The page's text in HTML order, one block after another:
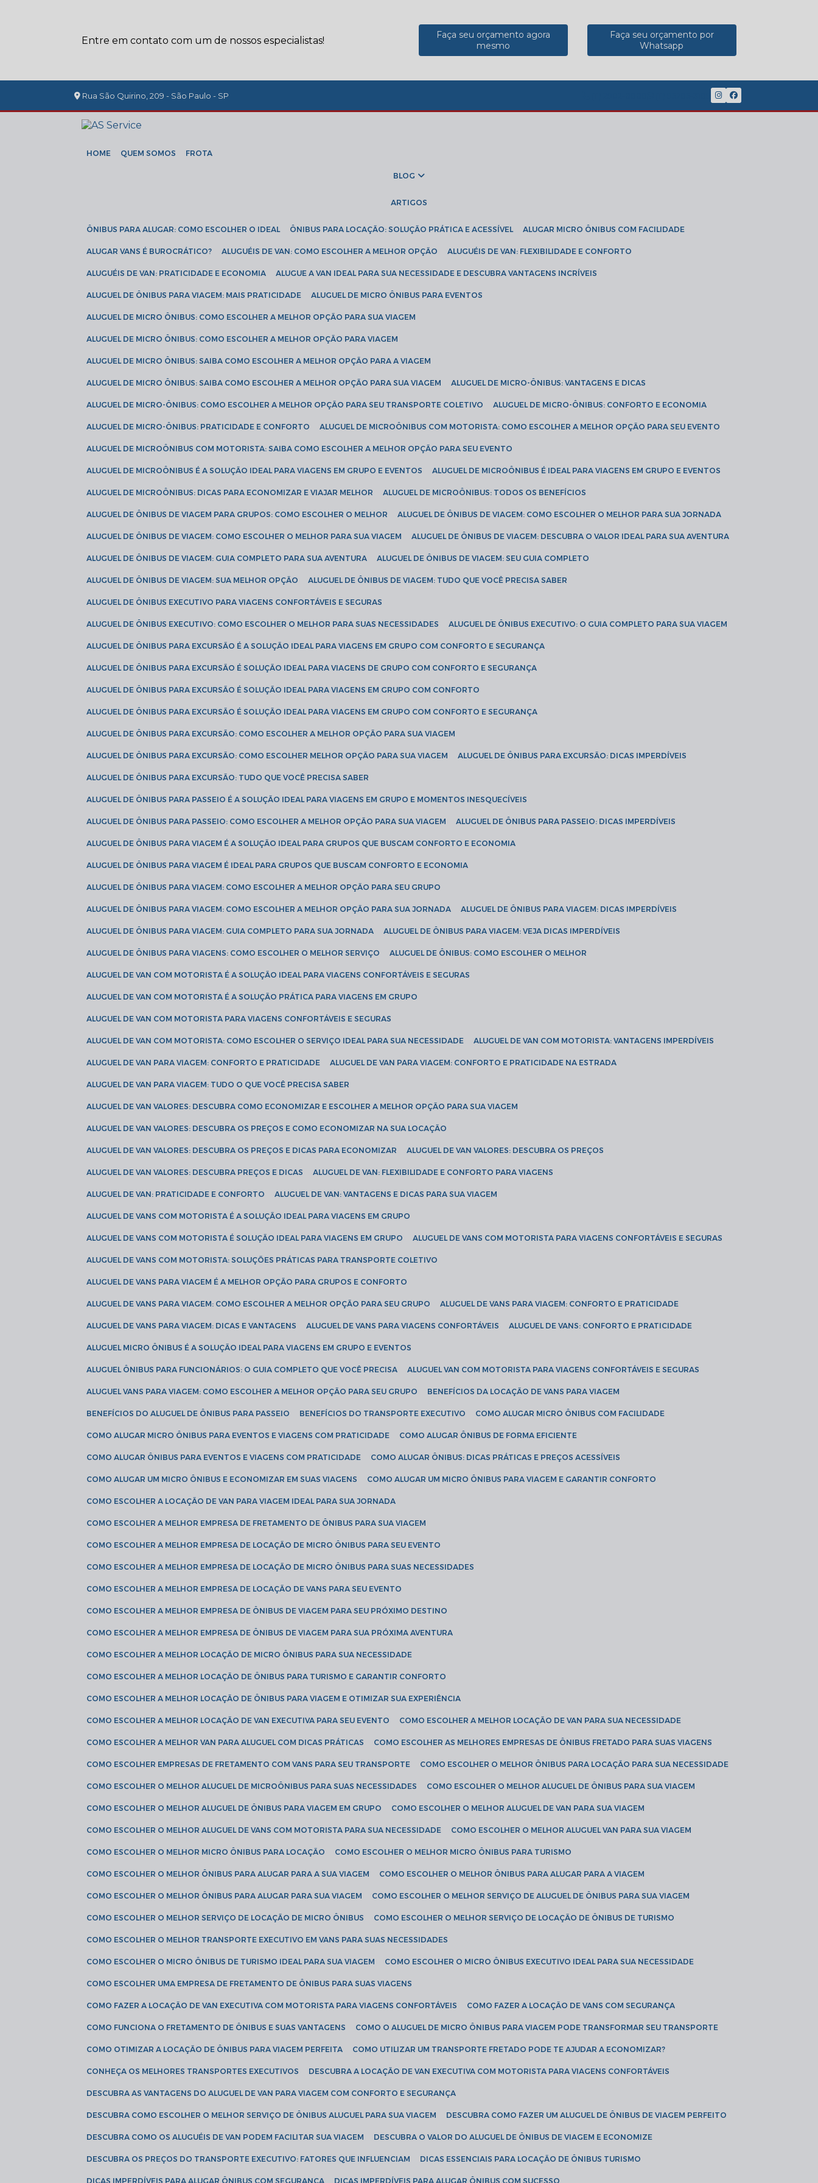
Entre em contato com um de nossos especialistas!
Faça seu orçamento agora
mesmo
Faça seu orçamento por
Whatsapp
Rua São Quirino, 209 - São Paulo - SP
HOME QUEM SOMOS FROTA
BLOG
ARTIGOS
ÔNIBUS PARA ALUGAR: COMO ESCOLHER O IDEAL ÔNIBUS PARA LOCAÇÃO: SOLUÇÃO PRÁTICA E ACESSÍVEL ALUGAR MICRO ÔNIBUS COM FACILIDADE
ALUGAR VANS É BUROCRÁTICO? ALUGUÉIS DE VAN: COMO ESCOLHER A MELHOR OPÇÃO ALUGUÉIS DE VAN: FLEXIBILIDADE E CONFORTO
ALUGUÉIS DE VAN: PRATICIDADE E ECONOMIA ALUGUE A VAN IDEAL PARA SUA NECESSIDADE E DESCUBRA VANTAGENS INCRÍVEIS
ALUGUEL DE ÔNIBUS PARA VIAGEM: MAIS PRATICIDADE ALUGUEL DE MICRO ÔNIBUS PARA EVENTOS
ALUGUEL DE MICRO ÔNIBUS: COMO ESCOLHER A MELHOR OPÇÃO PARA SUA VIAGEM
ALUGUEL DE MICRO ÔNIBUS: COMO ESCOLHER A MELHOR OPÇÃO PARA VIAGEM
ALUGUEL DE MICRO ÔNIBUS: SAIBA COMO ESCOLHER A MELHOR OPÇÃO PARA A VIAGEM
ALUGUEL DE MICRO ÔNIBUS: SAIBA COMO ESCOLHER A MELHOR OPÇÃO PARA SUA VIAGEM ALUGUEL DE MICRO-ÔNIBUS: VANTAGENS E DICAS
ALUGUEL DE MICRO-ÔNIBUS: COMO ESCOLHER A MELHOR OPÇÃO PARA SEU TRANSPORTE COLETIVO ALUGUEL DE MICRO-ÔNIBUS: CONFORTO E ECONOMIA
ALUGUEL DE MICRO-ÔNIBUS: PRATICIDADE E CONFORTO ALUGUEL DE MICROÔNIBUS COM MOTORISTA: COMO ESCOLHER A MELHOR OPÇÃO PARA SEU EVENTO
ALUGUEL DE MICROÔNIBUS COM MOTORISTA: SAIBA COMO ESCOLHER A MELHOR OPÇÃO PARA SEU EVENTO
ALUGUEL DE MICROÔNIBUS É A SOLUÇÃO IDEAL PARA VIAGENS EM GRUPO E EVENTOS ALUGUEL DE MICROÔNIBUS É IDEAL PARA VIAGENS EM GRUPO E EVENTOS
ALUGUEL DE MICROÔNIBUS: DICAS PARA ECONOMIZAR E VIAJAR MELHOR ALUGUEL DE MICROÔNIBUS: TODOS OS BENEFÍCIOS
ALUGUEL DE ÔNIBUS DE VIAGEM PARA GRUPOS: COMO ESCOLHER O MELHOR ALUGUEL DE ÔNIBUS DE VIAGEM: COMO ESCOLHER O MELHOR PARA SUA JORNADA
ALUGUEL DE ÔNIBUS DE VIAGEM: COMO ESCOLHER O MELHOR PARA SUA VIAGEM ALUGUEL DE ÔNIBUS DE VIAGEM: DESCUBRA O VALOR IDEAL PARA SUA AVENTURA
ALUGUEL DE ÔNIBUS DE VIAGEM: GUIA COMPLETO PARA SUA AVENTURA ALUGUEL DE ÔNIBUS DE VIAGEM: SEU GUIA COMPLETO
ALUGUEL DE ÔNIBUS DE VIAGEM: SUA MELHOR OPÇÃO ALUGUEL DE ÔNIBUS DE VIAGEM: TUDO QUE VOCÊ PRECISA SABER
ALUGUEL DE ÔNIBUS EXECUTIVO PARA VIAGENS CONFORTÁVEIS E SEGURAS
ALUGUEL DE ÔNIBUS EXECUTIVO: COMO ESCOLHER O MELHOR PARA SUAS NECESSIDADES ALUGUEL DE ÔNIBUS EXECUTIVO: O GUIA COMPLETO PARA SUA VIAGEM
ALUGUEL DE ÔNIBUS PARA EXCURSÃO É A SOLUÇÃO IDEAL PARA VIAGENS EM GRUPO COM CONFORTO E SEGURANÇA
ALUGUEL DE ÔNIBUS PARA EXCURSÃO É SOLUÇÃO IDEAL PARA VIAGENS DE GRUPO COM CONFORTO E SEGURANÇA
ALUGUEL DE ÔNIBUS PARA EXCURSÃO É SOLUÇÃO IDEAL PARA VIAGENS EM GRUPO COM CONFORTO
ALUGUEL DE ÔNIBUS PARA EXCURSÃO É SOLUÇÃO IDEAL PARA VIAGENS EM GRUPO COM CONFORTO E SEGURANÇA
ALUGUEL DE ÔNIBUS PARA EXCURSÃO: COMO ESCOLHER A MELHOR OPÇÃO PARA SUA VIAGEM
ALUGUEL DE ÔNIBUS PARA EXCURSÃO: COMO ESCOLHER MELHOR OPÇÃO PARA SUA VIAGEM ALUGUEL DE ÔNIBUS PARA EXCURSÃO: DICAS IMPERDÍVEIS
ALUGUEL DE ÔNIBUS PARA EXCURSÃO: TUDO QUE VOCÊ PRECISA SABER
ALUGUEL DE ÔNIBUS PARA PASSEIO É A SOLUÇÃO IDEAL PARA VIAGENS EM GRUPO E MOMENTOS INESQUECÍVEIS
ALUGUEL DE ÔNIBUS PARA PASSEIO: COMO ESCOLHER A MELHOR OPÇÃO PARA SUA VIAGEM ALUGUEL DE ÔNIBUS PARA PASSEIO: DICAS IMPERDÍVEIS
ALUGUEL DE ÔNIBUS PARA VIAGEM É A SOLUÇÃO IDEAL PARA GRUPOS QUE BUSCAM CONFORTO E ECONOMIA
ALUGUEL DE ÔNIBUS PARA VIAGEM É IDEAL PARA GRUPOS QUE BUSCAM CONFORTO E ECONOMIA
ALUGUEL DE ÔNIBUS PARA VIAGEM: COMO ESCOLHER A MELHOR OPÇÃO PARA SEU GRUPO
ALUGUEL DE ÔNIBUS PARA VIAGEM: COMO ESCOLHER A MELHOR OPÇÃO PARA SUA JORNADA ALUGUEL DE ÔNIBUS PARA VIAGEM: DICAS IMPERDÍVEIS
ALUGUEL DE ÔNIBUS PARA VIAGEM: GUIA COMPLETO PARA SUA JORNADA ALUGUEL DE ÔNIBUS PARA VIAGEM: VEJA DICAS IMPERDÍVEIS
ALUGUEL DE ÔNIBUS PARA VIAGENS: COMO ESCOLHER O MELHOR SERVIÇO ALUGUEL DE ÔNIBUS: COMO ESCOLHER O MELHOR
ALUGUEL DE VAN COM MOTORISTA É A SOLUÇÃO IDEAL PARA VIAGENS CONFORTÁVEIS E SEGURAS
ALUGUEL DE VAN COM MOTORISTA É A SOLUÇÃO PRÁTICA PARA VIAGENS EM GRUPO
ALUGUEL DE VAN COM MOTORISTA PARA VIAGENS CONFORTÁVEIS E SEGURAS
ALUGUEL DE VAN COM MOTORISTA: COMO ESCOLHER O SERVIÇO IDEAL PARA SUA NECESSIDADE ALUGUEL DE VAN COM MOTORISTA: VANTAGENS IMPERDÍVEIS
ALUGUEL DE VAN PARA VIAGEM: CONFORTO E PRATICIDADE ALUGUEL DE VAN PARA VIAGEM: CONFORTO E PRATICIDADE NA ESTRADA
ALUGUEL DE VAN PARA VIAGEM: TUDO O QUE VOCÊ PRECISA SABER
ALUGUEL DE VAN VALORES: DESCUBRA COMO ECONOMIZAR E ESCOLHER A MELHOR OPÇÃO PARA SUA VIAGEM
ALUGUEL DE VAN VALORES: DESCUBRA OS PREÇOS E COMO ECONOMIZAR NA SUA LOCAÇÃO
ALUGUEL DE VAN VALORES: DESCUBRA OS PREÇOS E DICAS PARA ECONOMIZAR ALUGUEL DE VAN VALORES: DESCUBRA OS PREÇOS
ALUGUEL DE VAN VALORES: DESCUBRA PREÇOS E DICAS ALUGUEL DE VAN: FLEXIBILIDADE E CONFORTO PARA VIAGENS
ALUGUEL DE VAN: PRATICIDADE E CONFORTO ALUGUEL DE VAN: VANTAGENS E DICAS PARA SUA VIAGEM
ALUGUEL DE VANS COM MOTORISTA É A SOLUÇÃO IDEAL PARA VIAGENS EM GRUPO
ALUGUEL DE VANS COM MOTORISTA É SOLUÇÃO IDEAL PARA VIAGENS EM GRUPO ALUGUEL DE VANS COM MOTORISTA PARA VIAGENS CONFORTÁVEIS E SEGURAS
ALUGUEL DE VANS COM MOTORISTA: SOLUÇÕES PRÁTICAS PARA TRANSPORTE COLETIVO
ALUGUEL DE VANS PARA VIAGEM É A MELHOR OPÇÃO PARA GRUPOS E CONFORTO
ALUGUEL DE VANS PARA VIAGEM: COMO ESCOLHER A MELHOR OPÇÃO PARA SEU GRUPO ALUGUEL DE VANS PARA VIAGEM: CONFORTO E PRATICIDADE
ALUGUEL DE VANS PARA VIAGEM: DICAS E VANTAGENS ALUGUEL DE VANS PARA VIAGENS CONFORTÁVEIS ALUGUEL DE VANS: CONFORTO E PRATICIDADE
ALUGUEL MICRO ÔNIBUS É A SOLUÇÃO IDEAL PARA VIAGENS EM GRUPO E EVENTOS
ALUGUEL ÔNIBUS PARA FUNCIONÁRIOS: O GUIA COMPLETO QUE VOCÊ PRECISA ALUGUEL VAN COM MOTORISTA PARA VIAGENS CONFORTÁVEIS E SEGURAS
ALUGUEL VANS PARA VIAGEM: COMO ESCOLHER A MELHOR OPÇÃO PARA SEU GRUPO BENEFÍCIOS DA LOCAÇÃO DE VANS PARA VIAGEM
BENEFÍCIOS DO ALUGUEL DE ÔNIBUS PARA PASSEIO BENEFÍCIOS DO TRANSPORTE EXECUTIVO COMO ALUGAR MICRO ÔNIBUS COM FACILIDADE
COMO ALUGAR MICRO ÔNIBUS PARA EVENTOS E VIAGENS COM PRATICIDADE COMO ALUGAR ÔNIBUS DE FORMA EFICIENTE
COMO ALUGAR ÔNIBUS PARA EVENTOS E VIAGENS COM PRATICIDADE COMO ALUGAR ÔNIBUS: DICAS PRÁTICAS E PREÇOS ACESSÍVEIS
COMO ALUGAR UM MICRO ÔNIBUS E ECONOMIZAR EM SUAS VIAGENS COMO ALUGAR UM MICRO ÔNIBUS PARA VIAGEM E GARANTIR CONFORTO
COMO ESCOLHER A LOCAÇÃO DE VAN PARA VIAGEM IDEAL PARA SUA JORNADA
COMO ESCOLHER A MELHOR EMPRESA DE FRETAMENTO DE ÔNIBUS PARA SUA VIAGEM
COMO ESCOLHER A MELHOR EMPRESA DE LOCAÇÃO DE MICRO ÔNIBUS PARA SEU EVENTO
COMO ESCOLHER A MELHOR EMPRESA DE LOCAÇÃO DE MICRO ÔNIBUS PARA SUAS NECESSIDADES
COMO ESCOLHER A MELHOR EMPRESA DE LOCAÇÃO DE VANS PARA SEU EVENTO
COMO ESCOLHER A MELHOR EMPRESA DE ÔNIBUS DE VIAGEM PARA SEU PRÓXIMO DESTINO
COMO ESCOLHER A MELHOR EMPRESA DE ÔNIBUS DE VIAGEM PARA SUA PRÓXIMA AVENTURA
COMO ESCOLHER A MELHOR LOCAÇÃO DE MICRO ÔNIBUS PARA SUA NECESSIDADE
COMO ESCOLHER A MELHOR LOCAÇÃO DE ÔNIBUS PARA TURISMO E GARANTIR CONFORTO
COMO ESCOLHER A MELHOR LOCAÇÃO DE ÔNIBUS PARA VIAGEM E OTIMIZAR SUA EXPERIÊNCIA
COMO ESCOLHER A MELHOR LOCAÇÃO DE VAN EXECUTIVA PARA SEU EVENTO COMO ESCOLHER A MELHOR LOCAÇÃO DE VAN PARA SUA NECESSIDADE
COMO ESCOLHER A MELHOR VAN PARA ALUGUEL COM DICAS PRÁTICAS COMO ESCOLHER AS MELHORES EMPRESAS DE ÔNIBUS FRETADO PARA SUAS VIAGENS
COMO ESCOLHER EMPRESAS DE FRETAMENTO COM VANS PARA SEU TRANSPORTE COMO ESCOLHER O MELHOR ÔNIBUS PARA LOCAÇÃO PARA SUA NECESSIDADE
COMO ESCOLHER O MELHOR ALUGUEL DE MICROÔNIBUS PARA SUAS NECESSIDADES COMO ESCOLHER O MELHOR ALUGUEL DE ÔNIBUS PARA SUA VIAGEM
COMO ESCOLHER O MELHOR ALUGUEL DE ÔNIBUS PARA VIAGEM EM GRUPO COMO ESCOLHER O MELHOR ALUGUEL DE VAN PARA SUA VIAGEM
COMO ESCOLHER O MELHOR ALUGUEL DE VANS COM MOTORISTA PARA SUA NECESSIDADE COMO ESCOLHER O MELHOR ALUGUEL VAN PARA SUA VIAGEM
COMO ESCOLHER O MELHOR MICRO ÔNIBUS PARA LOCAÇÃO COMO ESCOLHER O MELHOR MICRO ÔNIBUS PARA TURISMO
COMO ESCOLHER O MELHOR ÔNIBUS PARA ALUGAR PARA A SUA VIAGEM COMO ESCOLHER O MELHOR ÔNIBUS PARA ALUGAR PARA A VIAGEM
COMO ESCOLHER O MELHOR ÔNIBUS PARA ALUGAR PARA SUA VIAGEM COMO ESCOLHER O MELHOR SERVIÇO DE ALUGUEL DE ÔNIBUS PARA SUA VIAGEM
COMO ESCOLHER O MELHOR SERVIÇO DE LOCAÇÃO DE MICRO ÔNIBUS COMO ESCOLHER O MELHOR SERVIÇO DE LOCAÇÃO DE ÔNIBUS DE TURISMO
COMO ESCOLHER O MELHOR TRANSPORTE EXECUTIVO EM VANS PARA SUAS NECESSIDADES
COMO ESCOLHER O MICRO ÔNIBUS DE TURISMO IDEAL PARA SUA VIAGEM COMO ESCOLHER O MICRO ÔNIBUS EXECUTIVO IDEAL PARA SUA NECESSIDADE
COMO ESCOLHER UMA EMPRESA DE FRETAMENTO DE ÔNIBUS PARA SUAS VIAGENS
COMO FAZER A LOCAÇÃO DE VAN EXECUTIVA COM MOTORISTA PARA VIAGENS CONFORTÁVEIS COMO FAZER A LOCAÇÃO DE VANS COM SEGURANÇA
COMO FUNCIONA O FRETAMENTO DE ÔNIBUS E SUAS VANTAGENS COMO O ALUGUEL DE MICRO ÔNIBUS PARA VIAGEM PODE TRANSFORMAR SEU TRANSPORTE
COMO OTIMIZAR A LOCAÇÃO DE ÔNIBUS PARA VIAGEM PERFEITA COMO UTILIZAR UM TRANSPORTE FRETADO PODE TE AJUDAR A ECONOMIZAR?
CONHEÇA OS MELHORES TRANSPORTES EXECUTIVOS DESCUBRA A LOCAÇÃO DE VAN EXECUTIVA COM MOTORISTA PARA VIAGENS CONFORTÁVEIS
DESCUBRA AS VANTAGENS DO ALUGUEL DE VAN PARA VIAGEM COM CONFORTO E SEGURANÇA
DESCUBRA COMO ESCOLHER O MELHOR SERVIÇO DE ÔNIBUS ALUGUEL PARA SUA VIAGEM DESCUBRA COMO FAZER UM ALUGUEL DE ÔNIBUS DE VIAGEM PERFEITO
DESCUBRA COMO OS ALUGUÉIS DE VAN PODEM FACILITAR SUA VIAGEM DESCUBRA O VALOR DO ALUGUEL DE ÔNIBUS DE VIAGEM E ECONOMIZE
DESCUBRA OS PREÇOS DO TRANSPORTE EXECUTIVO: FATORES QUE INFLUENCIAM DICAS ESSENCIAIS PARA LOCAÇÃO DE ÔNIBUS TURISMO
DICAS IMPERDÍVEIS PARA ALUGAR ÔNIBUS COM SEGURANÇA DICAS IMPERDÍVEIS PARA ALUGAR ÔNIBUS COM SUCESSO